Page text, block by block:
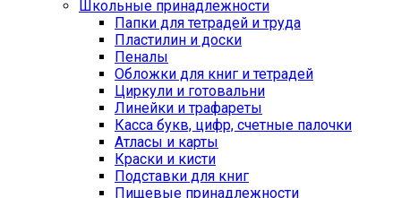
Школьные принадлежности
Папки для тетрадей и труда
Пластилин и доски
Пеналы
Обложки для книг и тетрадей
Циркули и готовальни
Линейки и трафареты
Касса букв, цифр, счетные палочки
Атласы и карты
Краски и кисти
Подставки для книг
Пищевые принадлежности